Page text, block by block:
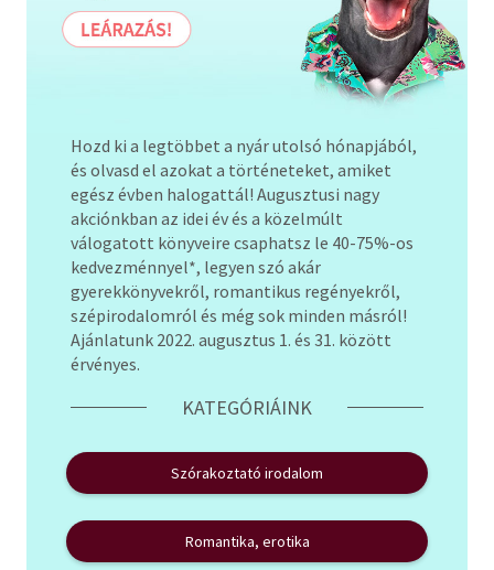
Művészet
Tankönyv, segédkönyv
Társadalomtudomány
Természettudomány
Történelem
Vallás
Hozd ki a legtöbbet a nyár utolsó hónapjából,
és olvasd el azokat a történeteket, amiket
egész évben halogattál! Augusztusi nagy
akciónkban az idei év és a közelmúlt
válogatott könyveire csaphatsz le 40-75%-os
kedvezménnyel*, legyen szó akár
gyerekkönyvekről, romantikus regényekről,
szépirodalomról és még sok minden másról!
Ajánlatunk 2022. augusztus 1. és 31. között
érvényes.
KATEGÓRIÁINK
Szórakoztató irodalom
Romantika, erotika